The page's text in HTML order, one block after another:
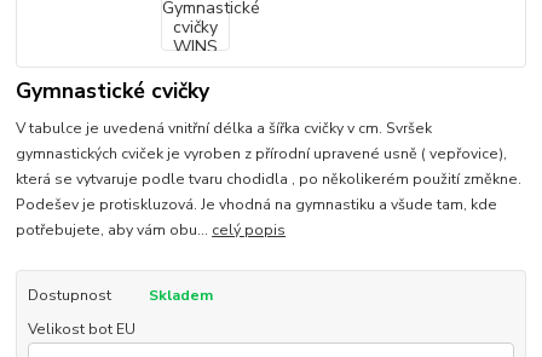
Gymnastické cvičky
V tabulce je uvedená vnitřní délka a šířka cvičky v cm. Svršek
gymnastických cviček je vyroben z přírodní upravené usně ( vepřovice),
která se vytvaruje podle tvaru chodidla , po několikerém použití změkne.
Podešev je protiskluzová. Je vhodná na gymnastiku a všude tam, kde
potřebujete, aby vám obu... celý popis
Dostupnost
Skladem
Velikost bot EU